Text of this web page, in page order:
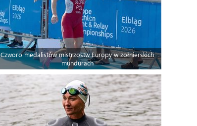
Czworo medalistów mistrzostw Europy w żołnierskich
mundurach